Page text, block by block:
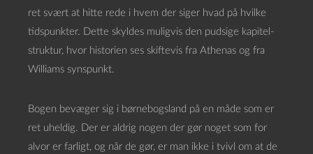
ret svært at hitte rede i hvem der siger hvad på hvilke
tidspunkter. Dette skyldes muligvis den pudsige kapitel-
struktur, hvor historien ses skiftevis fra Athenas og fra
Williams synspunkt.
Bogen bevæger sig i børnebogsland på en måde som er
ret uheldig. Der er aldrig nogen der gør noget som for
alvor er farligt, og når de gør, er man ikke i tvivl om at de